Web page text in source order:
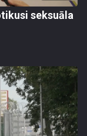
seksuāla